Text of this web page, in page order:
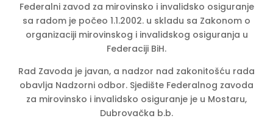
Federalni zavod za mirovinsko i invalidsko osiguranje
sa radom je počeo 1.1.2002. u skladu sa Zakonom o
organizaciji mirovinskog i invalidskog osiguranja u
Federaciji BiH.
Rad Zavoda je javan, a nadzor nad zakonitošću rada
obavlja Nadzorni odbor. Sjedište Federalnog zavoda
za mirovinsko i invalidsko osiguranje je u Mostaru,
Dubrovačka b.b.